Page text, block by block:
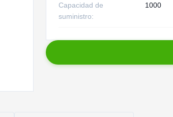
Capacidad de
suministro:
1000